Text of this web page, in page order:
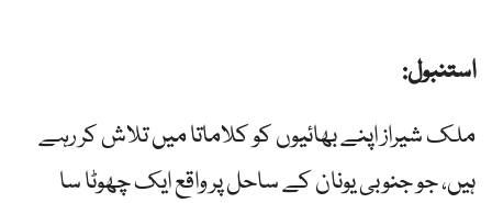
استنبول:
ملک شیراز اپنے بھائیوں کو کلاماتا میں تلاش کر رہے
ہیں، جو جنوبی یونان کے ساحل پر واقع ایک چھوٹا سا